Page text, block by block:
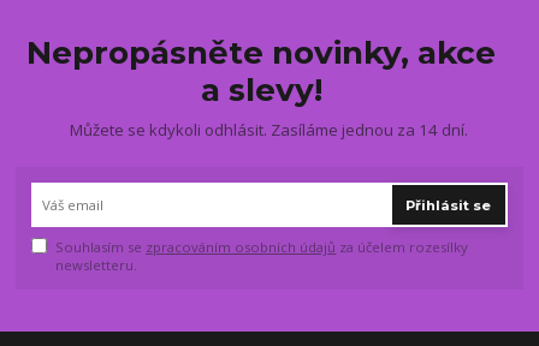
Nepropásněte novinky, akce
a slevy!
Můžete se kdykoli odhlásit. Zasíláme jednou za 14 dní.
Přihlásit se
Souhlasím se zpracováním osobních údajů za účelem rozesílky
newsletteru.